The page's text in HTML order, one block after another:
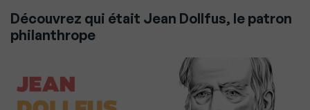
Découvrez qui était Jean Dollfus, le patron
philanthrope